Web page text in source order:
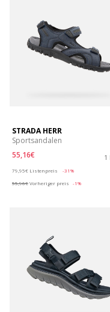
STRADA HERR
Sportsandalen
55,16€
1
79,95€ Listenpreis
-31%
55,96€Vorheriger preis -1%